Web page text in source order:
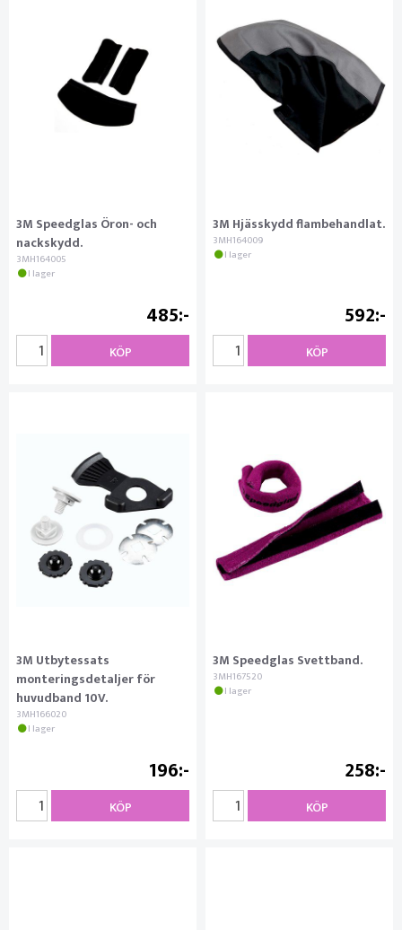
3M Speedglas Öron- och
nackskydd.
3MH164005
I lager
485
KÖP
3M Hjässkydd flambehandlat.
3MH164009
I lager
592
KÖP
3M Utbytessats
monteringsdetaljer för
huvudband 10V.
3MH166020
I lager
196
KÖP
3M Speedglas Svettband.
3MH167520
I lager
258
KÖP